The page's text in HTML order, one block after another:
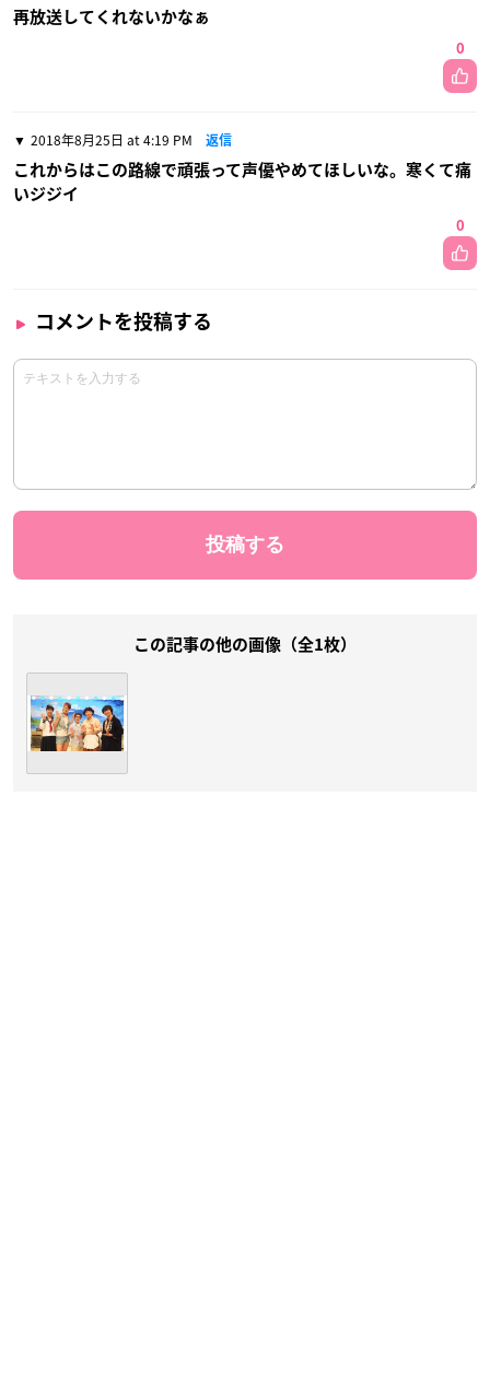
再放送してくれないかなぁ
0
2018年8月25日 at 4:19 PM 返信
これからはこの路線で頑張って声優やめてほしいな。寒くて痛
いジジイ
0
コメントを投稿する
この記事の他の画像（全1枚）